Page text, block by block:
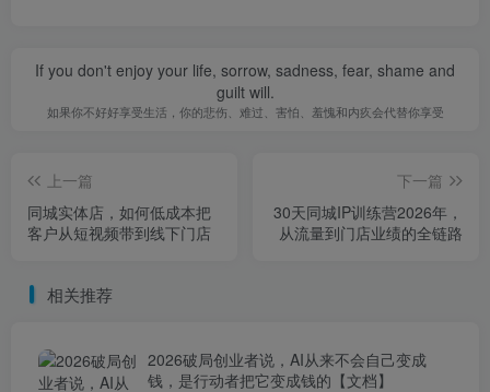
If you don't enjoy your life, sorrow, sadness, fear, shame and
guilt will.
如果你不好好享受生活，你的悲伤、难过、害怕、羞愧和内疚会代替你享受
上一篇
同城实体店，如何低成本把
客户从短视频带到线下门店
下一篇
30天同城IP训练营2026年，
从流量到门店业绩的全链路
相关推荐
2026破局创业者说，AI从来不会自己变成
钱，是行动者把它变成钱的【文档】